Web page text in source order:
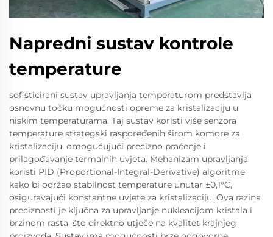
Napredni sustav kontrole
temperature
sofisticirani sustav upravljanja temperaturom predstavlja
osnovnu točku mogućnosti opreme za kristalizaciju u
niskim temperaturama. Taj sustav koristi više senzora
temperature strategski raspoređenih širom komore za
kristalizaciju, omogućujući precizno praćenje i
prilagođavanje termalnih uvjeta. Mehanizam upravljanja
koristi PID (Proportional-Integral-Derivative) algoritme
kako bi održao stabilnost temperature unutar ±0,1°C,
osiguravajući konstantne uvjete za kristalizaciju. Ova razina
preciznosti je ključna za upravljanje nukleacijom kristala i
brzinom rasta, što direktno utječe na kvalitet krajnjeg